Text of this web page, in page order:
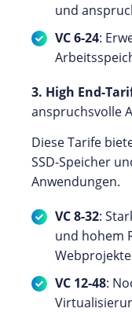
und
VC 6-24:
3. High End-
anspruchsvolle
Diese Tarife
SSD-Speicher
Anwendungen.
VC 8-32:
und hohem
VC 12-48: